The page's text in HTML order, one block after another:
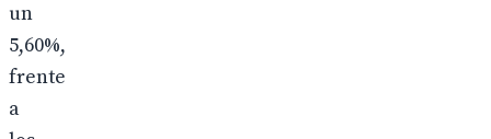
un
5,60%,
frente
a